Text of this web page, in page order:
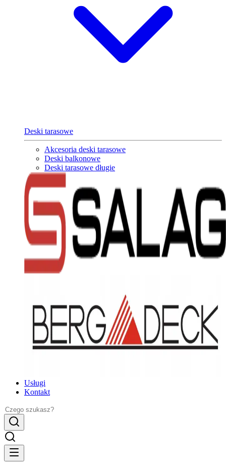
Deski tarasowe
Akcesoria deski tarasowe
Deski balkonowe
Deski tarasowe długie
Usługi
Kontakt